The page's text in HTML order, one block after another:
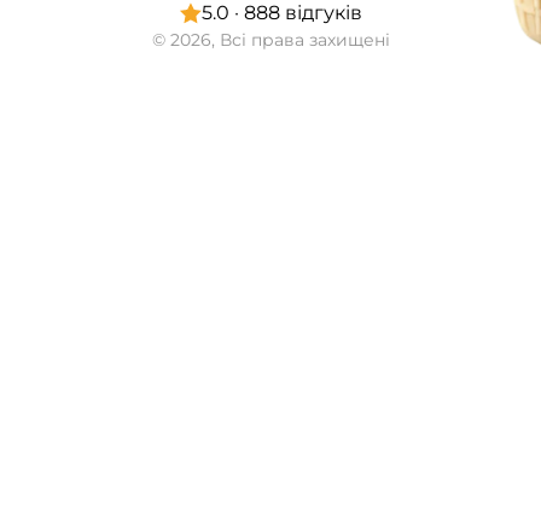
© 2026, Всі права захищені
5.0 · 888 відгуків